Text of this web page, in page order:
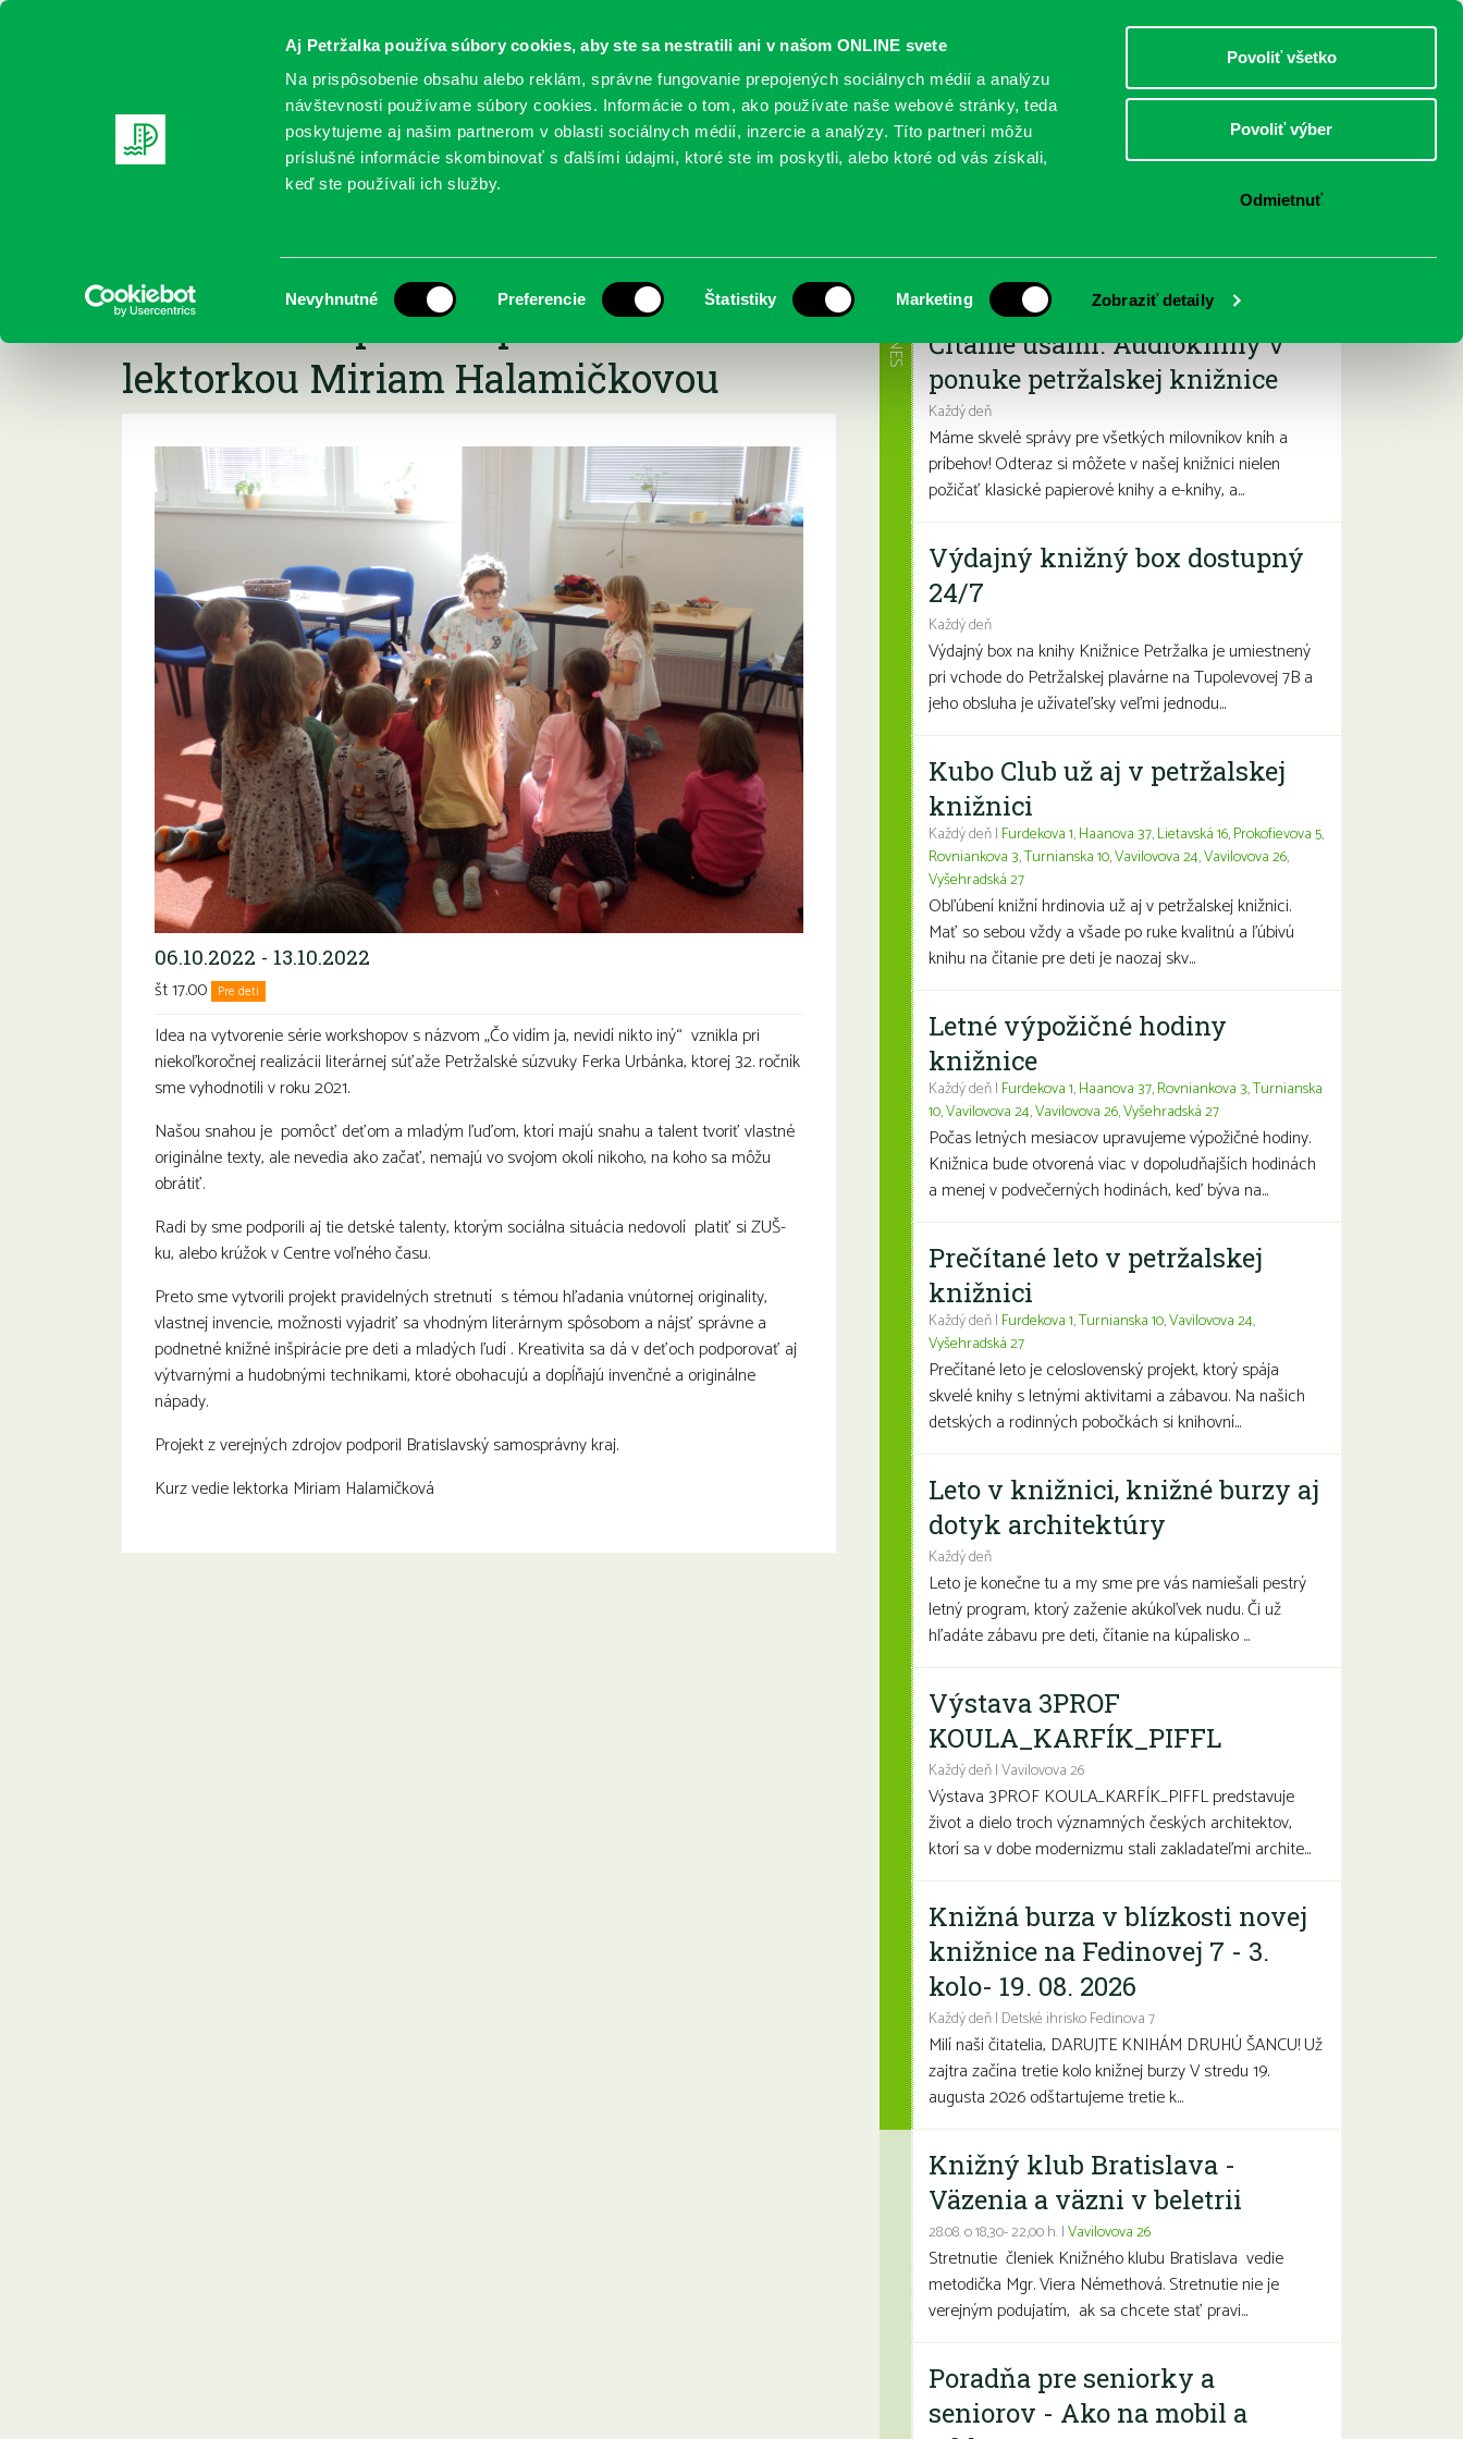
Aj Petržalka používa súbory cookies, aby ste sa nestratili ani v našom ONLINE svete
Na prispôsobenie obsahu alebo reklám, správne fungovanie prepojených sociálnych médií a analýzu
návštevnosti používame súbory cookies. Informácie o tom, ako používate naše webové stránky, teda
poskytujeme aj našim partnerom v oblasti sociálnych médií, inzercie a analýzy. Títo partneri môžu
príslušné informácie skombinovať s ďalšími údajmi, ktoré ste im poskytli, alebo ktoré od vás získali,
keď ste používali ich služby.
súhlasu
Nevyhnutné Preferencie Štatistiky Marketing Zobraziť detaily
Povoliť všetko
Povoliť výber
Odmietnuť
DOSPELÍ
REGISTRUJTE SA ONLINE KATALÓGY SLUŽBY PODUJATIA POBOČKY O KNIŽNICI
Čo vidím ja, nevidí nikto iný – kurz
kreatívneho písania pre deti s
lektorkou Miriam Halamičkovou
06.10.2022 - 13.10.2022
št 17.00 Pre deti
Idea na vytvorenie série workshopov s názvom „Čo vidím ja, nevidí nikto iný“ vznikla pri
niekoľkoročnej realizácii literárnej súťaže Petržalské súzvuky Ferka Urbánka, ktorej 32. ročník
sme vyhodnotili v roku 2021.
Našou snahou je pomôcť deťom a mladým ľuďom, ktorí majú snahu a talent tvoriť vlastné
originálne texty, ale nevedia ako začať, nemajú vo svojom okolí nikoho, na koho sa môžu
obrátiť.
Radi by sme podporili aj tie detské talenty, ktorým sociálna situácia nedovolí platiť si ZUŠ-
ku, alebo krúžok v Centre voľného času.
Preto sme vytvorili projekt pravidelných stretnutí s témou hľadania vnútornej originality,
vlastnej invencie, možnosti vyjadriť sa vhodným literárnym spôsobom a nájsť správne a
podnetné knižné inšpirácie pre deti a mladých ľudí . Kreativita sa dá v deťoch podporovať aj
výtvarnými a hudobnými technikami, ktoré obohacujú a dopĺňajú invenčné a originálne
nápady.
Projekt z verejných zdrojov podporil Bratislavský samosprávny kraj.
Kurz vedie lektorka Miriam Halamičková
Najbližšie podujatia
Čítame ušami. Audioknihy v
ponuke petržalskej knižnice
Každý deň
Máme skvelé správy pre všetkých milovníkov kníh a
príbehov! Odteraz si môžete v našej knižnici nielen
požičať klasické papierové knihy a e-knihy, a...
DNES
Výdajný knižný box dostupný
24/7
Každý deň
Výdajný box na knihy Knižnice Petržalka je umiestnený
pri vchode do Petržalskej plavárne na Tupolevovej 7B a
jeho obsluha je užívateľsky veľmi jednodu...
Kubo Club už aj v petržalskej
knižnici
Každý deň | Furdekova 1,Haanova 37,Lietavská 16,Prokofievova 5,
Rovniankova 3,Turnianska 10,Vavilovova 24,Vavilovova 26,
Vyšehradská 27
Obľúbení knižní hrdinovia už aj v petržalskej knižnici.
Mať so sebou vždy a všade po ruke kvalitnú a ľúbivú
knihu na čítanie pre deti je naozaj skv...
Letné výpožičné hodiny
knižnice
Každý deň | Furdekova 1,Haanova 37,Rovniankova 3,Turnianska
10,Vavilovova 24,Vavilovova 26,Vyšehradská 27
Počas letných mesiacov upravujeme výpožičné hodiny.
Knižnica bude otvorená viac v dopoludňajších hodinách
a menej v podvečerných hodinách, keď býva na...
Prečítané leto v petržalskej
knižnici
Každý deň | Furdekova 1,Turnianska 10,Vavilovova 24,
Vyšehradská 27
Prečítané leto je celoslovenský projekt, ktorý spája
skvelé knihy s letnými aktivitami a zábavou. Na našich
detských a rodinných pobočkách si knihovní...
Leto v knižnici, knižné burzy aj
dotyk architektúry
Každý deň
Leto je konečne tu a my sme pre vás namiešali pestrý
letný program, ktorý zaženie akúkoľvek nudu. Či už
hľadáte zábavu pre deti, čítanie na kúpalisko ...
Výstava 3PROF
KOULA_KARFÍK_PIFFL
Každý deň | Vavilovova 26
Výstava 3PROF KOULA_KARFÍK_PIFFL predstavuje
život a dielo troch významných českých architektov,
ktorí sa v dobe modernizmu stali zakladateľmi archite...
Knižná burza v blízkosti novej
knižnice na Fedinovej 7 - 3.
kolo- 19. 08. 2026
Každý deň | Detské ihrisko Fedinova 7
Milí naši čitatelia, DARUJTE KNIHÁM DRUHÚ ŠANCU! Už
zajtra začína tretie kolo knižnej burzy V stredu 19.
augusta 2026 odštartujeme tretie k...
Knižný klub Bratislava -
Väzenia a väzni v beletrii
28.08. o 18,30- 22,00 h. |Vavilovova 26
Stretnutie členiek Knižného klubu Bratislava vedie
metodička Mgr. Viera Némethová. Stretnutie nie je
verejným podujatím, ak sa chcete stať pravi...
Poradňa pre seniorky a
seniorov - Ako na mobil a